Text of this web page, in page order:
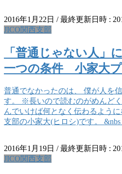
2016年1月22日 / 最終更新日時 :
JICO関西支部
「普通じゃない人」
一つの条件 小家大
普通でなかったのは、 僕が人を
す。 ※長いので読むのがめんど
んでいけば何となく伝わるよう
支部の小家大(ヒロシ)です。
2016年1月19日 / 最終更新日時 :
JICO関西支部